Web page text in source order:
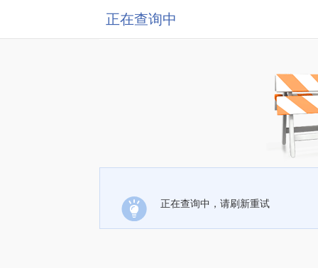
正在查询中
正在查询中，请刷新重试